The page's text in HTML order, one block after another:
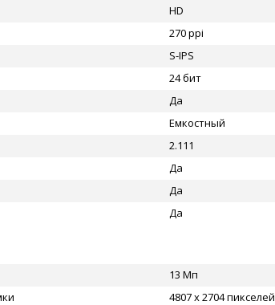
HD
270 ppi
S-IPS
24 бит
Да
Емкостный
2.111
Да
Да
Да
13 Мп
4807 x 2704 пикселей